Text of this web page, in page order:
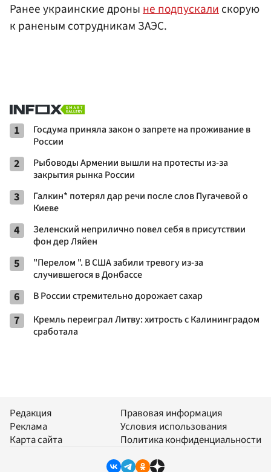
Ранее украинские дроныне подпускалискорую
к раненым сотрудникам ЗАЭС.
1
Госдума приняла закон о запрете на проживание в
России
2
Рыбоводы Армении вышли на протесты из-за
закрытия рынка России
3
Галкин* потерял дар речи после слов Пугачевой о
Киеве
4
Зеленский неприлично повел cебя в присутствии
фон дер Ляйен
5
"Перелом ". В США забили тревогу из-за
случившегося в Донбассе
6 В России стремительно дорожает сахар
7
Кремль переиграл Литву: хитрость с Калининградом
сработала
Редакция
Реклама
Карта сайта
Правовая информация
Условия использования
Политика конфиденциальности